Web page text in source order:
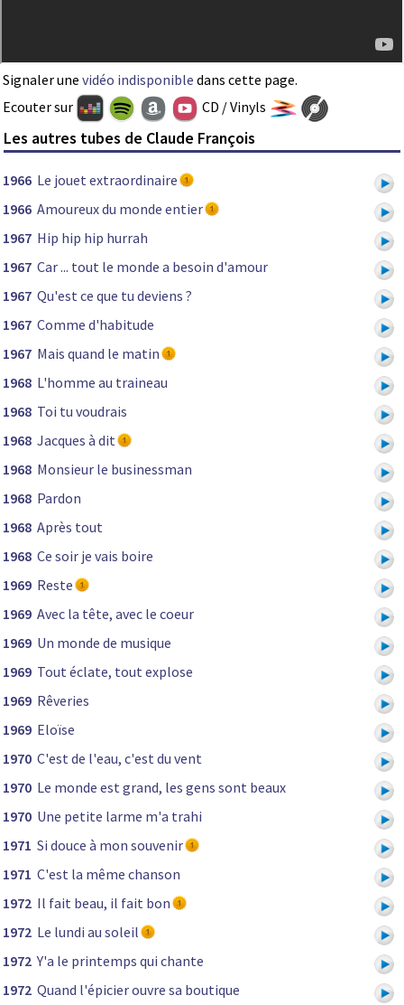
Signaler une vidéo indisponible dans cette page.
Ecouter sur
CD / Vinyls
Les autres tubes de Claude François
1966 Le jouet extraordinaire
1966 Amoureux du monde entier
1967 Hip hip hip hurrah
1967 Car ... tout le monde a besoin d'amour
1967 Qu'est ce que tu deviens ?
1967 Comme d'habitude
1967 Mais quand le matin
1968 L'homme au traineau
1968 Toi tu voudrais
1968 Jacques à dit
1968 Monsieur le businessman
1968 Pardon
1968 Après tout
1968 Ce soir je vais boire
1969 Reste
1969 Avec la tête, avec le coeur
1969 Un monde de musique
1969 Tout éclate, tout explose
1969 Rêveries
1969 Eloïse
1970 C'est de l'eau, c'est du vent
1970 Le monde est grand, les gens sont beaux
1970 Une petite larme m'a trahi
1971 Si douce à mon souvenir
1971 C'est la même chanson
1972 Il fait beau, il fait bon
1972 Le lundi au soleil
1972 Y'a le printemps qui chante
1972 Quand l'épicier ouvre sa boutique